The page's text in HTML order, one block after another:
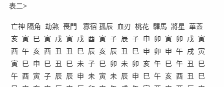
表二>
亡神 隔角 劫煞 喪門 寡宿 孤辰 血刃 桃花 驛馬 將星 華蓋
亥 寅 巳 寅 戌 寅 戌 酉 寅 子 辰 子 申 卯 寅 卯 戌 寅
酉 午 亥 酉 丑 丑 巳 辰 亥 辰 丑 巳 申 卯 申 午 戌 寅
寅 巳 申 巳 丑 巳 未 子 巳 卯 未 卯 亥 午 巳 午 丑 巳
午 酉 寅 子 辰 辰 申 未 寅 未 辰 申 巳 午 亥 酉 丑 巳